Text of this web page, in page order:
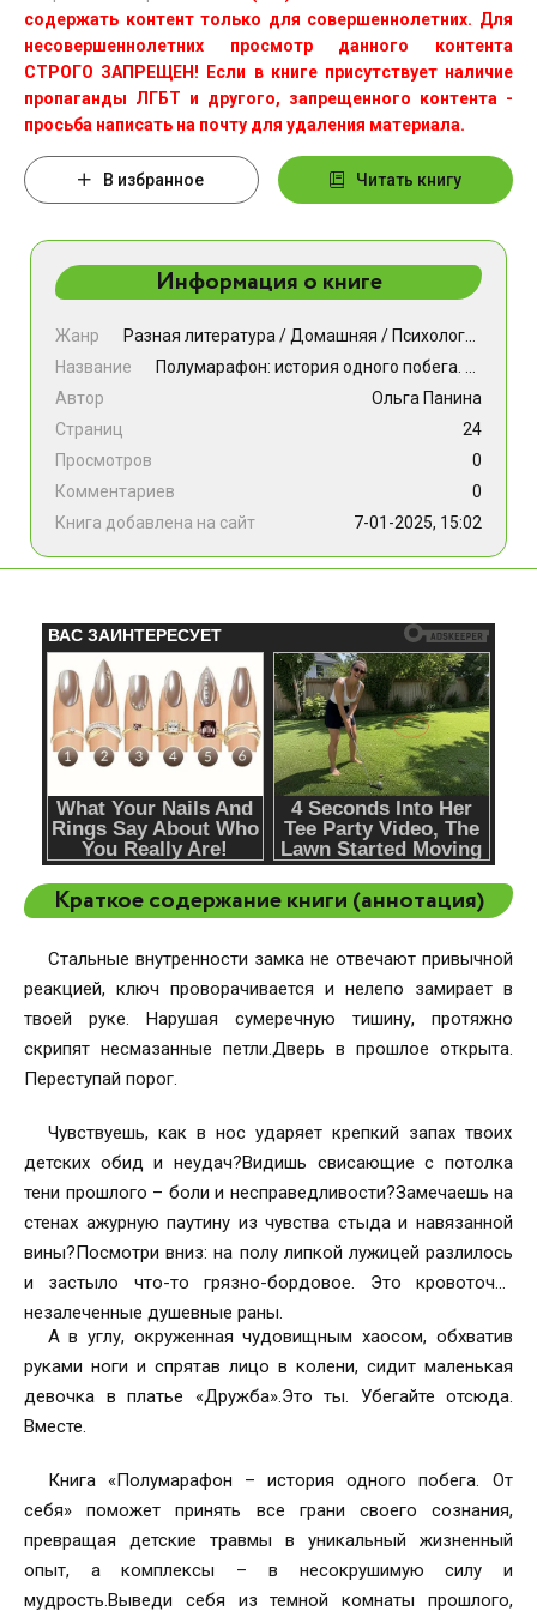
содержать контент только для совершеннолетних. Для
несовершеннолетних просмотр данного контента
СТРОГО ЗАПРЕЩЕН! Если в книге присутствует наличие
пропаганды ЛГБТ и другого, запрещенного контента -
просьба написать на почту для удаления материала.
В избранное Читать книгу
Информация о книге
Жанр Разная литература / Домашняя / Психология
Название
Автор
Ольга Панина
Страниц
24
Просмотров
0
Комментариев
0
Книга добавлена на сайт
7-01-2025, 15:02
Краткое содержание книги (аннотация)
Стальные внутренности замка не отвечают привычной
реакцией, ключ проворачивается и нелепо замирает в
твоей руке. Нарушая сумеречную тишину, протяжно
скрипят несмазанные петли.Дверь в прошлое открыта.
Переступай порог.
Чувствуешь, как в нос ударяет крепкий запах твоих
детских обид и неудач?Видишь свисающие с потолка
тени прошлого – боли и несправедливости?Замечаешь на
стенах ажурную паутину из чувства стыда и навязанной
вины?Посмотри вниз: на полу липкой лужицей разлилось
и застыло что-то грязно-бордовое. Это кровоточат
незалеченные душевные раны.
А в углу, окруженная чудовищным хаосом, обхватив
руками ноги и спрятав лицо в колени, сидит маленькая
девочка в платье «Дружба».Это ты. Убегайте отсюда.
Вместе.
Книга «Полумарафон – история одного побега. От
себя» поможет принять все грани своего сознания,
превращая детские травмы в уникальный жизненный
опыт, а комплексы – в несокрушимую силу и
мудрость.Выведи себя из темной комнаты прошлого,